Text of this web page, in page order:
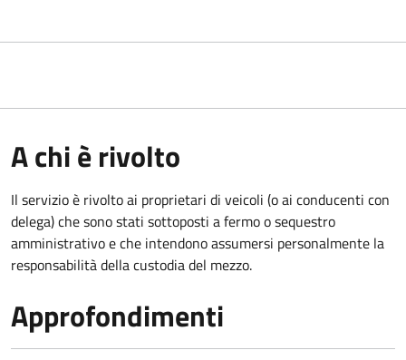
A chi è rivolto
Il servizio è rivolto ai proprietari di veicoli (o ai conducenti con
delega) che sono stati sottoposti a fermo o sequestro
amministrativo e che intendono assumersi personalmente la
responsabilità della custodia del mezzo.
Approfondimenti